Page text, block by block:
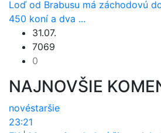
Loď od Brabusu má záchodovú
450 koní a dva ...
31.07.
7069
0
NAJNOVŠIE
novéstaršie
23:21